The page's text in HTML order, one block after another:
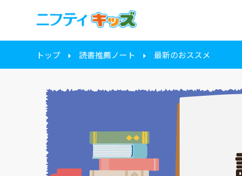
トップ 読書推薦ノート 最新のおススメ